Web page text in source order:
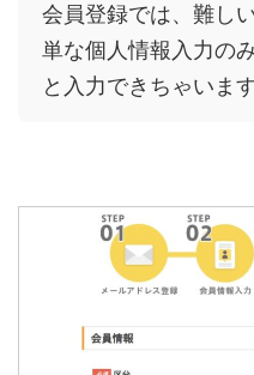
会員登録では、難し
単な個人情報入力の
と入力できちゃいます